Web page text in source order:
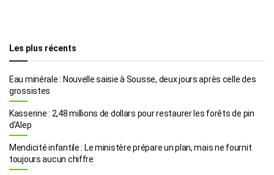
Les plus récents
Eau minérale : Nouvelle saisie à Sousse, deux jours après celle des
grossistes
Kasserine : 2,48 millions de dollars pour restaurer les forêts de pin
d’Alep
Mendicité infantile : Le ministère prépare un plan, mais ne fournit
toujours aucun chiffre